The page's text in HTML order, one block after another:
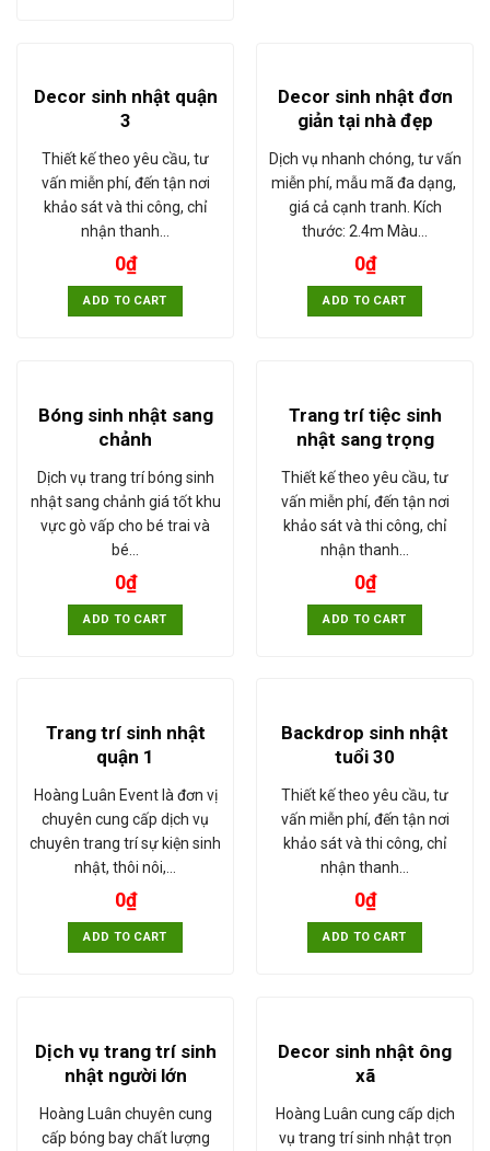
Decor sinh nhật quận
3
Thiết kế theo yêu cầu, tư
vấn miễn phí, đến tận nơi
khảo sát và thi công, chỉ
nhận thanh…
0₫
ADD TO CART
Decor sinh nhật đơn
giản tại nhà đẹp
Dịch vụ nhanh chóng, tư vấn
miễn phí, mẫu mã đa dạng,
giá cả cạnh tranh. Kích
thước: 2.4m Màu…
0₫
ADD TO CART
Bóng sinh nhật sang
chảnh
Dịch vụ trang trí bóng sinh
nhật sang chảnh giá tốt khu
vực gò vấp cho bé trai và
bé…
0₫
ADD TO CART
Trang trí tiệc sinh
nhật sang trọng
Thiết kế theo yêu cầu, tư
vấn miễn phí, đến tận nơi
khảo sát và thi công, chỉ
nhận thanh…
0₫
ADD TO CART
Trang trí sinh nhật
quận 1
Hoàng Luân Event là đơn vị
chuyên cung cấp dịch vụ
chuyên trang trí sự kiện sinh
nhật, thôi nôi,…
0₫
ADD TO CART
Backdrop sinh nhật
tuổi 30
Thiết kế theo yêu cầu, tư
vấn miễn phí, đến tận nơi
khảo sát và thi công, chỉ
nhận thanh…
0₫
ADD TO CART
Dịch vụ trang trí sinh
nhật người lớn
Hoàng Luân chuyên cung
cấp bóng bay chất lượng
Decor sinh nhật ông
xã
Hoàng Luân cung cấp dịch
vụ trang trí sinh nhật trọn